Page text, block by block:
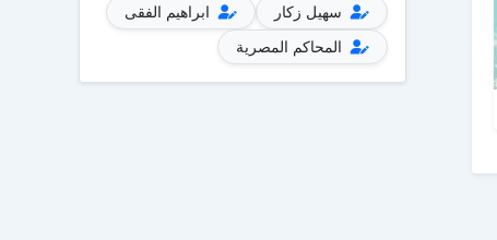
سهيل زكار
ابراهيم الفقى
المحاكم المصرية